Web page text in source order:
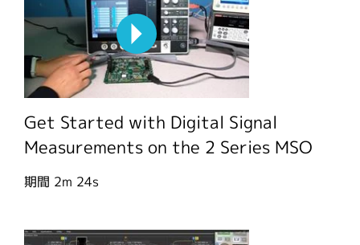
Get Started with Digital Signal
Measurements on the 2 Series MSO
期間 2m 24s